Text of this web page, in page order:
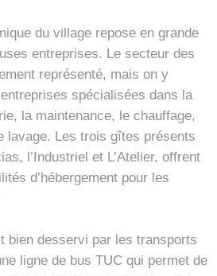
du village repose en grande
entreprises. Le secteur des
représenté, mais on y
spécialisées dans la
la maintenance, le chauffage,
lavage. Les trois gîtes présents
l’Industriel et L’Atelier, offrent
d’hébergement pour les
bien desservi par les transports
ligne de bus TUC qui permet de